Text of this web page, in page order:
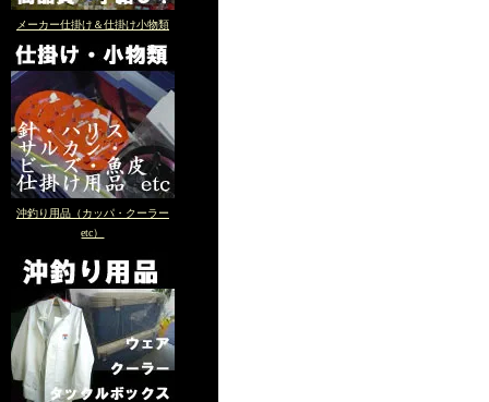
メーカー仕掛け＆仕掛け小物類
沖釣り用品（カッパ・クーラー
etc）